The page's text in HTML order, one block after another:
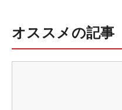
オススメの記事